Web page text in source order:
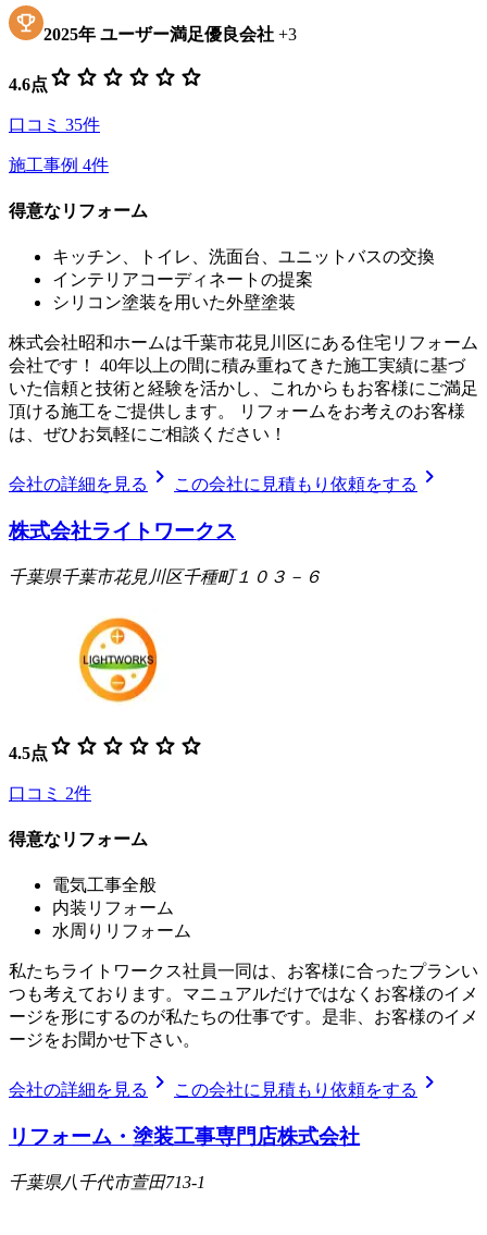
2025年 ユーザー満足優良会社 +3
4.6点 star star star star star star
口コミ 35件
施工事例 4件
得意なリフォーム
キッチン、トイレ、洗面台、ユニットバスの交換
インテリアコーディネートの提案
シリコン塗装を用いた外壁塗装
株式会社昭和ホームは千葉市花見川区にある住宅リフォーム
会社です！ 40年以上の間に積み重ねてきた施工実績に基づ
いた信頼と技術と経験を活かし、これからもお客様にご満足
頂ける施工をご提供します。 リフォームをお考えのお客様
は、ぜひお気軽にご相談ください！
会社の詳細を見る chevron_right この会社に見積もり依頼をする chevron_right
株式会社ライトワークス
千葉県千葉市花見川区千種町１０３－６
4.5点 star star star star star star
口コミ 2件
得意なリフォーム
電気工事全般
内装リフォーム
水周りリフォーム
私たちライトワークス社員一同は、お客様に合ったプランい
つも考えております。マニュアルだけではなくお客様のイメ
ージを形にするのが私たちの仕事です。是非、お客様のイメ
ージをお聞かせ下さい。
会社の詳細を見る chevron_right この会社に見積もり依頼をする chevron_right
リフォーム・塗装工事専門店株式会社
千葉県八千代市萱田713-1